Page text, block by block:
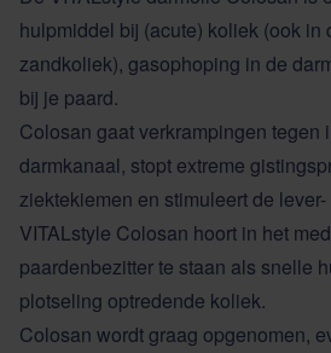
hulpmiddel bij (acute) koliek (ook
zandkoliek), gasophoping in de
bij je paard.
Colosan gaat verkrampingen tegen
darmkanaal, stopt extreme
ziektekiemen en stimuleert de
VITALstyle Colosan hoort in het
paardenbezitter te staan als snelle
plotseling optredende koliek.
Colosan wordt graag opgenomen,